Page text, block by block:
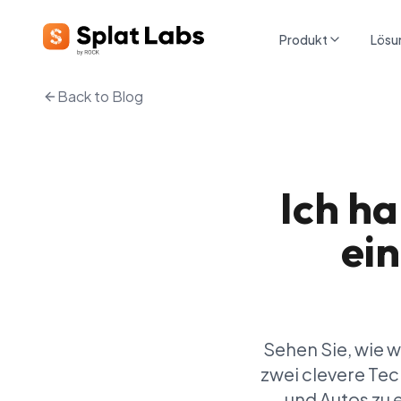
Produkt
Back to Blog
Ich
Sehen Sie, wie
zwei clevere